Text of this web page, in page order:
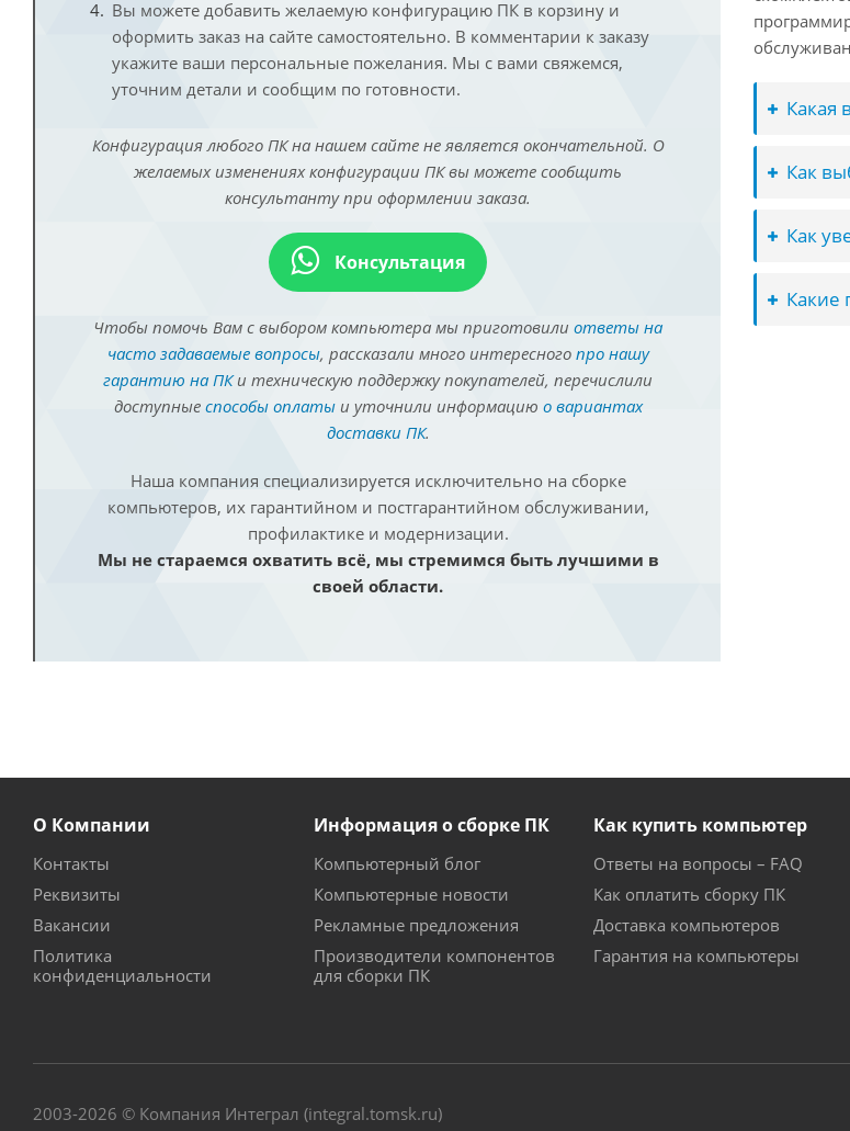
Вы можете добавить желаемую конфигурацию ПК в корзину и
оформить заказ на сайте самостоятельно. В комментарии к заказу
укажите ваши персональные пожелания. Мы с вами свяжемся,
уточним детали и сообщим по готовности.
Конфигурация любого ПК на нашем сайте не является окончательной. О
желаемых изменениях конфигурации ПК вы можете сообщить
консультанту при оформлении заказа.
Консультация
Чтобы помочь Вам с выбором компьютера мы приготовили ответы на
часто задаваемые вопросы, рассказали много интересного про нашу
гарантию на ПКи техническую поддержку покупателей, перечислили
доступные способы оплатыи уточнили информацию о вариантах
доставки ПК.
Наша компания специализируется исключительно на сборке
компьютеров, их гарантийном и постгарантийном обслуживании,
профилактике и модернизации.
Мы не стараемся охватить всё, мы стремимся быть лучшими в
своей области.
Какая
Как
Как
Какие
О Компании
Контакты
Реквизиты
Вакансии
Политика
конфиденциальности
Информация о сборке ПК
Компьютерный блог
Компьютерные новости
Рекламные предложения
Производители компонентов
для сборки ПК
Как купить компьютер
Ответы на вопросы – FAQ
Как оплатить сборку ПК
Доставка компьютеров
Гарантия на компьютеры
2003-2026 © Компания Интеграл (integral.tomsk.ru)